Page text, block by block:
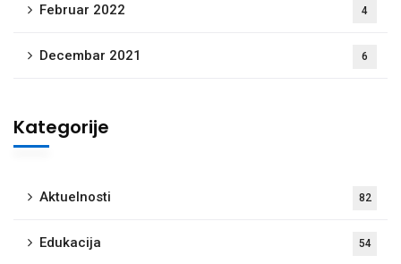
Februar 2022 4
Decembar 2021 6
Kategorije
Aktuelnosti 82
Edukacija 54